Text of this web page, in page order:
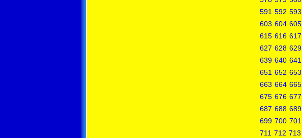
591 592 593
603 604 605
615 616 617
627 628 629
639 640 641
651 652 653
663 664 665
675 676 677
687 688 689
699 700 701
711 712 713